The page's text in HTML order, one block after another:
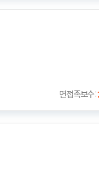
면접족보수 :